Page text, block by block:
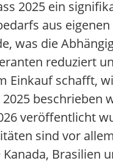
2025 ein
aus
was die
reduziert
Einkauf schafft,
2025 beschrieben
veröffentlicht
sind vor
Kanada, Brasilien